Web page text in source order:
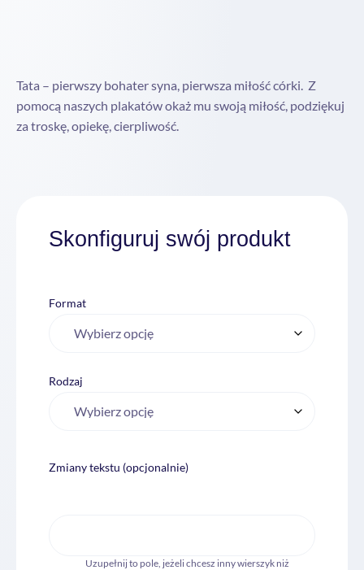
Tata – pierwszy bohater syna, pierwsza miłość córki. Z
pomocą naszych plakatów okaż mu swoją miłość, podziękuj
za troskę, opiekę, cierpliwość.
Skonfiguruj swój produkt
Format
Rodzaj
Zmiany tekstu (opcjonalnie)
Uzupełnij to pole, jeżeli chcesz inny wierszyk niż